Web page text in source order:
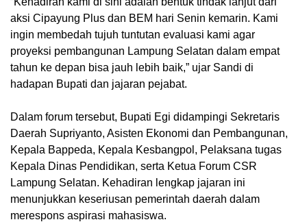
aksi Cipayung Plus dan BEM hari Senin kemarin. Kami
ingin membedah tujuh tuntutan evaluasi kami agar
proyeksi pembangunan Lampung Selatan dalam empat
tahun ke depan bisa jauh lebih baik,” ujar Sandi di
hadapan Bupati dan jajaran pejabat.
Dalam forum tersebut, Bupati Egi didampingi Sekretaris
Daerah Supriyanto, Asisten Ekonomi dan Pembangunan,
Kepala Bappeda, Kepala Kesbangpol, Pelaksana tugas
Kepala Dinas Pendidikan, serta Ketua Forum CSR
Lampung Selatan. Kehadiran lengkap jajaran ini
menunjukkan keseriusan pemerintah daerah dalam
merespons aspirasi mahasiswa.